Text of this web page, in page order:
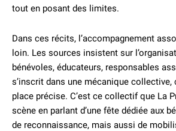
tout en posant des limites.
Dans ces récits, l’accompagnement
loin. Les sources insistent sur
bénévoles, éducateurs, responsables
s’inscrit dans une mécanique collective,
place précise. C’est ce collectif que La
scène en parlant d’une fête dédiée aux
de reconnaissance, mais aussi de